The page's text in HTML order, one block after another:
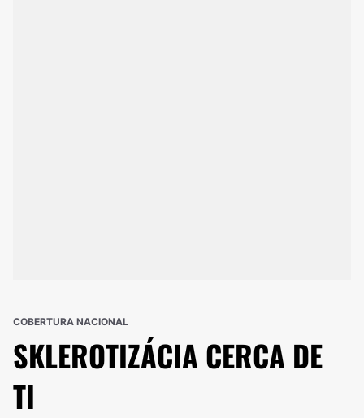
COBERTURA NACIONAL
SKLEROTIZÁCIA CERCA DE
TI